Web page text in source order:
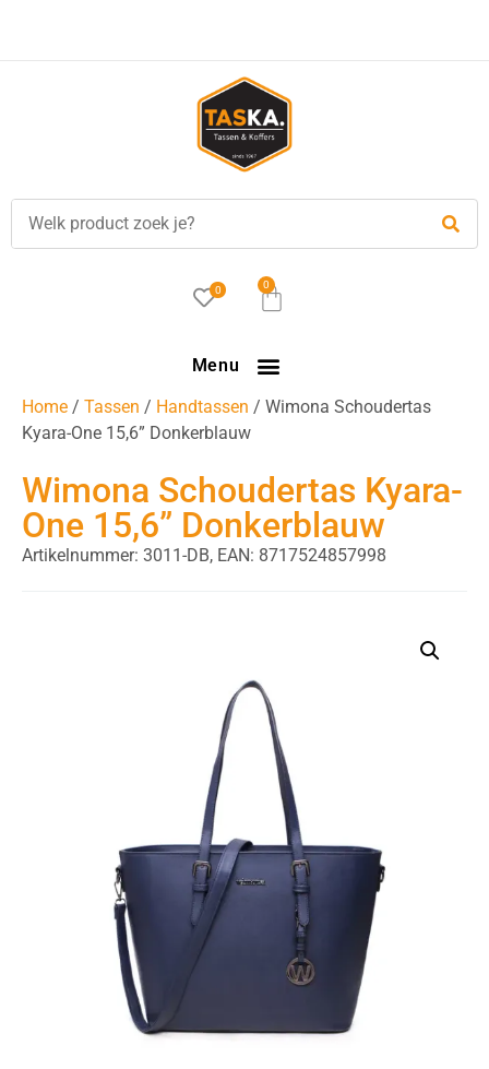
besteld, is vandaag verzonden!
0 0
Menu
Home / Tassen / Handtassen / Wimona Schoudertas
Kyara-One 15,6” Donkerblauw
Wimona Schoudertas Kyara-
One 15,6” Donkerblauw
Artikelnummer: 3011-DB, EAN: 8717524857998